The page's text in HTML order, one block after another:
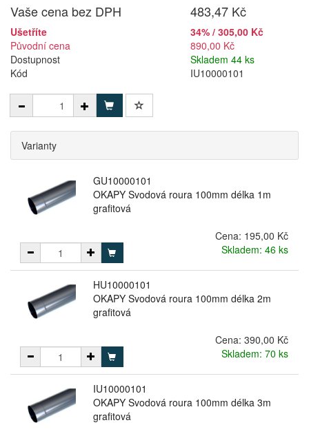
Vaše cena bez DPH
483,47 Kč
Ušetříte
34% / 305,00 Kč
Původní cena
890,00 Kč
Dostupnost
Skladem 44 ks
Kód
IU10000101
Varianty
GU10000101
OKAPY Svodová roura 100mm délka 1m
grafitová
Cena: 195,00 Kč
Skladem: 46 ks
HU10000101
OKAPY Svodová roura 100mm délka 2m
grafitová
Cena: 390,00 Kč
Skladem: 70 ks
IU10000101
OKAPY Svodová roura 100mm délka 3m
grafitová